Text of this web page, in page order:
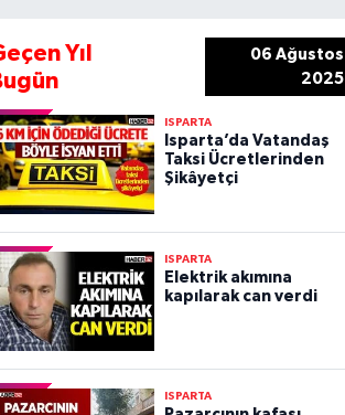
Yıl
06 Ağustos
2025
ISPARTA
Isparta’da Vatandaş
Taksi Ücretlerinden
Şikâyetçi
ISPARTA
Elektrik akımına
kapılarak can verdi
ISPARTA